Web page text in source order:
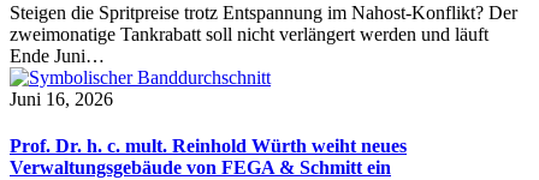
Steigen die Spritpreise trotz Entspannung im Nahost-Konflikt? Der
zweimonatige Tankrabatt soll nicht verlängert werden und läuft
Ende Juni…
Juni 16, 2026
Prof. Dr. h. c. mult. Reinhold Würth weiht neues
Verwaltungsgebäude von FEGA & Schmitt ein